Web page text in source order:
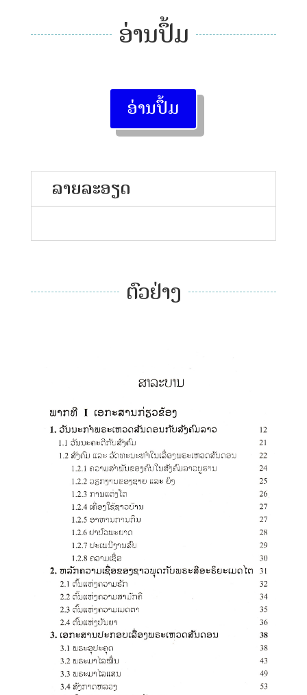
ອ່ານປຶ້ມ
ອ່ານປຶ້ມ
ລາຍລະອຽດ
ຕົວຢ່າງ